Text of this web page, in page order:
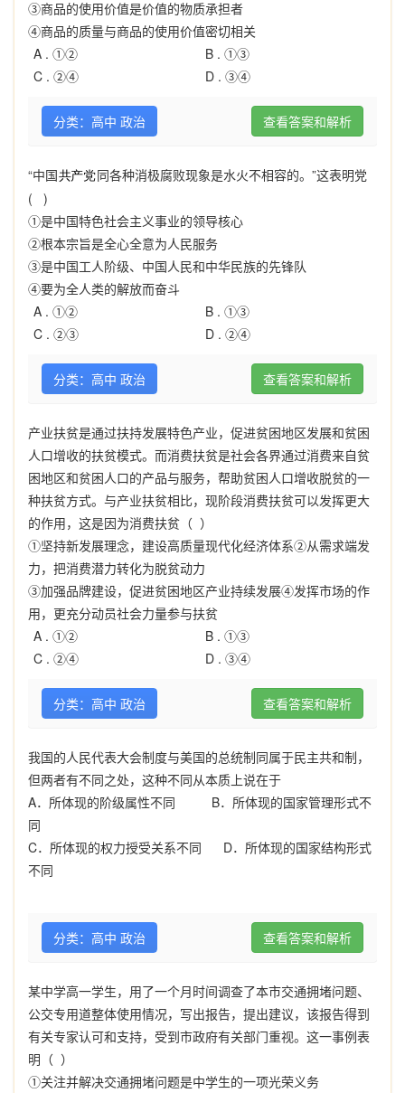
③商品的使用价值是价值的物质承担者
④商品的质量与商品的使用价值密切相关
A . ①② B . ①③
C . ②④ D . ③④
分类：高中 政治 查看答案和解析
“中国
同各种消极腐败现象是水火不相容的。”这表明党
( )
①是中国特色社会主义事业的领导核心
②根本宗旨是全心全意为人民服务
③是中国工人阶级、中国人民和中华民族的先锋队
④要为全人类的解放而奋斗
A . ①② B . ①③
C . ②③ D . ②④
分类：高中 政治 查看答案和解析
产业扶贫是通过扶持发展特色产业，促进贫困地区发展和贫困
人口增收的扶贫模式。而消费扶贫是社会各界通过消费来自贫
困地区和贫困人口的产品与服务，帮助贫困人口增收脱贫的一
种扶贫方式。与产业扶贫相比，现阶段消费扶贫可以发挥更大
的作用，这是因为消费扶贫（ ）
①坚持新发展理念，建设高质量现代化经济体系②从需求端发
力，把消费潜力转化为脱贫动力
③加强品牌建设，促进贫困地区产业持续发展④发挥市场的作
用，更充分动员社会力量参与扶贫
A . ①② B . ①③
C . ②④ D . ③④
分类：高中 政治 查看答案和解析
我国的人民代表大会制度与美国的总统制同属于民主共和制，
但两者有不同之处，这种不同从本质上说在于
A．所体现的阶级属性不同 B．所体现的国家管理形式不
同
C．所体现的权力授受关系不同 D．所体现的国家结构形式
不同
分类：高中 政治 查看答案和解析
某中学高一学生，用了一个月时间调查了本市交通拥堵问题、
公交专用道整体使用情况，写出报告，提出建议，该报告得到
有关专家认可和支持，受到市政府有关部门重视。这一事例表
明（ ）
①关注并解决交通拥堵问题是中学生的一项光荣义务